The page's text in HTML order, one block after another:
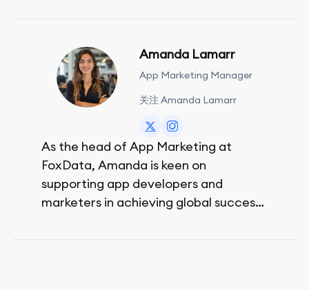
Amanda Lamarr
App Marketing Manager
关注 Amanda Lamarr
As the head of App Marketing at
FoxData, Amanda is keen on
supporting app developers and
marketers in achieving global success,